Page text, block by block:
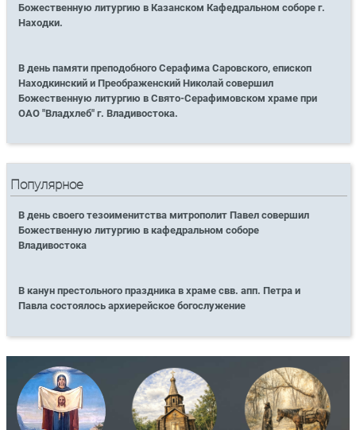
Божественную литургию в Казанском Кафедральном соборе г.
Находки.
В день памяти преподобного Серафима Саровского, епископ
Находкинский и Преображенский Николай совершил
Божественную литургию в Свято-Серафимовском храме при
ОАО "Владхлеб" г. Владивостока.
Популярное
В день своего тезоименитства митрополит Павел совершил
Божественную литургию в кафедральном соборе
Владивостока
В канун престольного праздника в храме свв. апп. Петра и
Павла состоялось архиерейское богослужение